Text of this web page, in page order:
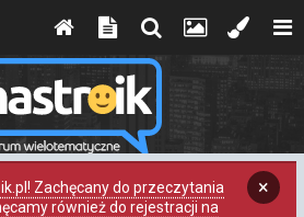
Zachęcany do przeczytania
również do rejestracji na
×